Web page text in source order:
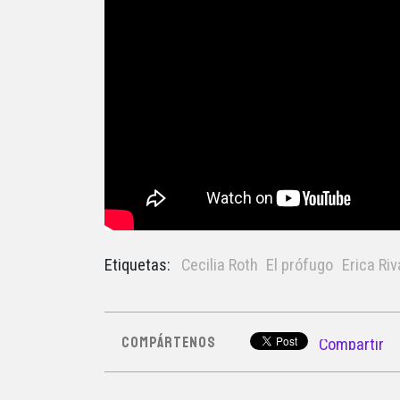
Etiquetas: Cecilia Roth El prófugo Erica
COMPÁRTENOS Compartir